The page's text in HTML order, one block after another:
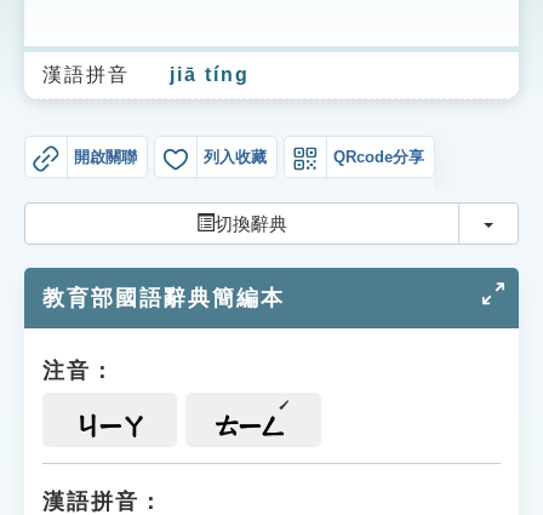
生字詞彙表
成語故事
索引選單
單字索引
遊戲專區
漢語拼音 jiā tíng
開啟關聯 列入收藏 QRcode分享
切換辭典 切換
教育部國語辭典簡編本
注音：
ㄐㄧㄚ ㄊㄧㄥ
漢語拼音：